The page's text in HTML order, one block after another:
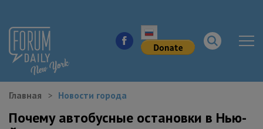
Главная Новости города
Почему автобусные остановки в Нью-